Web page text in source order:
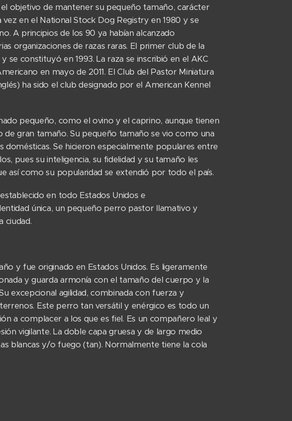
objetivo de mantener su pequeño tamaño, carácter
en el National Stock Dog Registry en 1980 y se
A principios de los 90 ya habían alcanzado
organizaciones de razas raras. El primer club de la
se constituyó en 1993. La raza se inscribió en el AKC
en mayo de 2011. El Club del Pastor Miniatura
ha sido el club designado por el American Kennel
pequeño, como el ovino y el caprino, aunque tienen
gran tamaño. Su pequeño tamaño se vio como una
Se hicieron especialmente populares entre
pues su inteligencia, su fidelidad y su tamaño les
así como su popularidad se extendió por todo el país.
en todo Estados Unidos e
única, un pequeño perro pastor llamativo y
ciudad.
y fue originado en Estados Unidos. Es ligeramente
y guarda armonía con el tamaño del cuerpo y la
excepcional agilidad, combinada con fuerza y
Este perro tan versátil y enérgico es todo un
a complacer a los que es fiel. Es un compañero leal y
vigilante. La doble capa gruesa y de largo medio
blancas y/o fuego (tan). Normalmente tiene la cola